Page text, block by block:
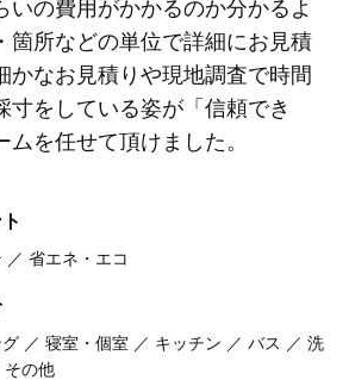
いの費用がかかるのか分かるよ
箇所などの単位で詳細にお見積
かなお見積りや現地調査で時間
寸をしている姿が「信頼でき
を任せて頂けました。
／ 省エネ・エコ
／ 寝室・個室 ／ キッチン ／ バス ／ 洗
その他